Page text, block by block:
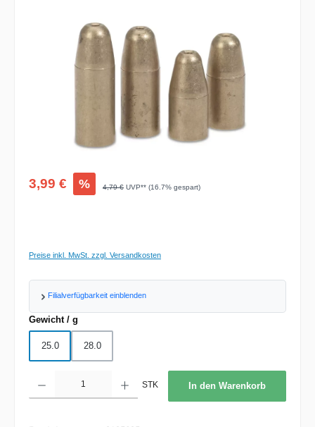
Verkaufspreis:
3,99 € % Regulärer Preis:
4,79 € UVP** (16.7% gespart)
Preise inkl. MwSt. zzgl. Versandkosten
Filialverfügbarkeit einblenden
Gewicht / g
25.0 28.0
STK In den Warenkorb